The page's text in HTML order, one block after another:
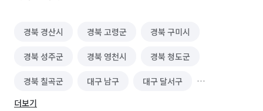
경북 경산시 경북 고령군 경북 구미시
경북 성주군 경북 영천시 경북 청도군
경북 칠곡군 대구 남구 대구 달서구
대구 달성군
더보기